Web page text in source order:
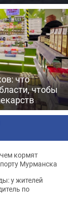
что
чтобы
кормят
Мурманска
у жителей
по